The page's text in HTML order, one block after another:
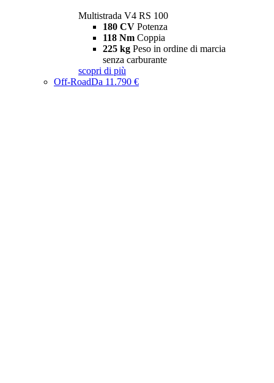
Multistrada V4 RS 100
180 CV Potenza
118 Nm Coppia
225 kg Peso in ordine di marcia
senza carburante
scopri di più
Off-RoadDa 11.790 €